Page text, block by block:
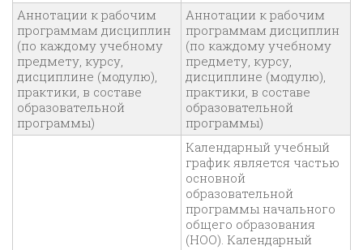
Аннотации к рабочим
программам дисциплин
(по каждому учебному
предмету, курсу,
дисциплине (модулю),
практики, в составе
образовательной
программы)
Аннотации к рабочим
программам дисциплин
(по каждому учебному
предмету, курсу,
дисциплине (модулю),
практики, в составе
образовательной
программы)
Календарный учебный
график является частью
основной
образовательной
программы начального
общего образования
(НОО). Календарный